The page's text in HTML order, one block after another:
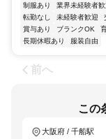
制服あり 業界未経験者歓
転勤なし
未経験者歓迎
賞与あり
ブランクOK
長期休暇あり
服装自由
前へ
この
大阪府 / 千船駅